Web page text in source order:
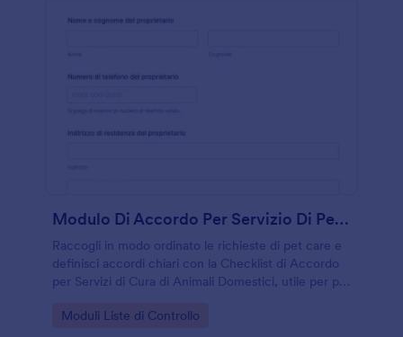
Modulo Di Accordo Per Servizio Di Pet Care
Raccogli in modo ordinato le richieste di pet care e
definisci accordi chiari con la Checklist di Accordo
per Servizi di Cura di Animali Domestici, utile per pet
gestiscono assistenze e turni.
Go to Category:
Moduli Liste di Controllo